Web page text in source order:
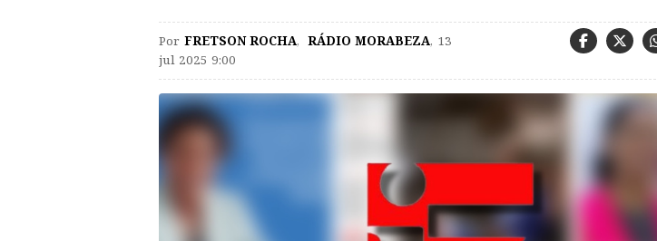
Por FRETSON ROCHA, RÁDIO MORABEZA, 13
jul 2025 9:00